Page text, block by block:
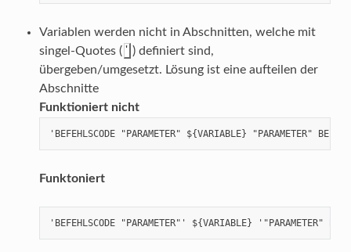
Variablen werden nicht in Abschnitten, welche mit
singel-Quotes ( ' ) definiert sind,
übergeben/umgesetzt. Lösung ist eine aufteilen der
Abschnitte
Funktioniert nicht
'BEFEHLSCODE "PARAMETER" ${VARIABLE} "PARAMETER"
Funktoniert
'BEFEHLSCODE "PARAMETER"' ${VARIABLE} '"PARAMETER"